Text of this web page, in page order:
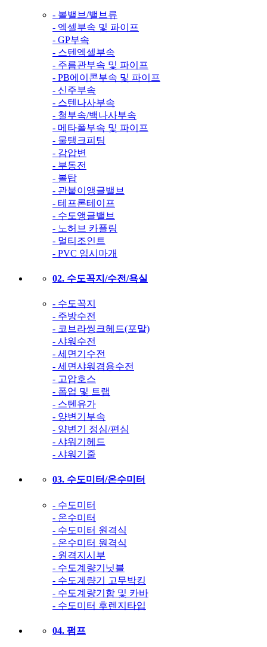
- 볼밸브/밸브류
- 엑셀부속 및 파이프
- GP부속
- 스텐엑셀부속
- 주름관부속 및 파이프
- PB에이콘부속 및 파이프
- 신주부속
- 스텐나사부속
- 철부속/백나사부속
- 메타폴부속 및 파이프
- 물탱크피팅
- 감압변
- 부동전
- 볼탑
- 관붙이앵글밸브
- 테프론테이프
- 수도앵글밸브
- 노허브 카플링
- 멀티조인트
- PVC 임시마개
02. 수도꼭지/수전/욕실
- 수도꼭지
- 주방수전
- 코브라씽크헤드(포말)
- 샤워수전
- 세면기수전
- 세면샤워겸용수전
- 고압호스
- 폽업 및 트랩
- 스텐유가
- 양변기부속
- 양변기 정심/편심
- 샤워기헤드
- 샤워기줄
03. 수도미터/온수미터
- 수도미터
- 온수미터
- 수도미터 원격식
- 온수미터 원격식
- 원격지시부
- 수도계량기닛블
- 수도계량기 고무박킹
- 수도계량기함 및 카바
- 수도미터 후렌지타입
04. 펌프